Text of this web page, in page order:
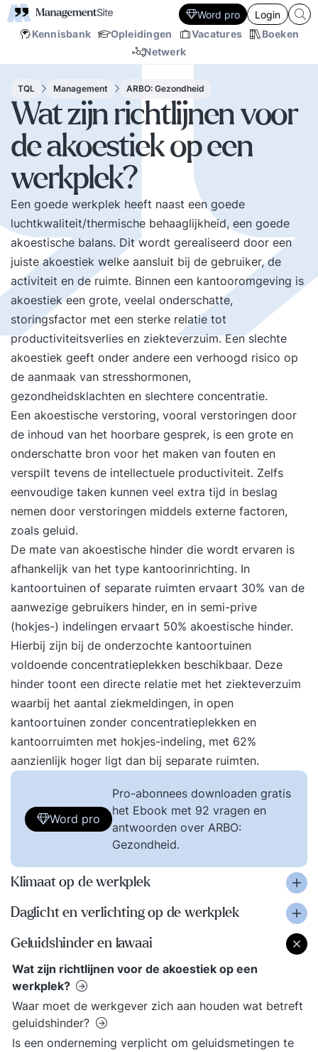
Kennisbank Opleidingen Vacatures
Boeken
Netwerk
Word pro Login
TQL Management ARBO: Gezondheid
Wat zijn richtlijnen voor
de akoestiek op een
werkplek?
Een goede werkplek heeft naast een goede
luchtkwaliteit/thermische behaaglijkheid, een goede
akoestische balans. Dit wordt gerealiseerd door een
juiste akoestiek welke aansluit bij de gebruiker, de
activiteit en de ruimte. Binnen een kantooromgeving is
akoestiek een grote, veelal onderschatte,
storingsfactor met een sterke relatie tot
productiviteitsverlies en ziekteverzuim. Een slechte
akoestiek geeft onder andere een verhoogd risico op
de aanmaak van stresshormonen,
gezondheidsklachten en slechtere concentratie.
Een akoestische verstoring, vooral verstoringen door
de inhoud van het hoorbare gesprek, is een grote en
onderschatte bron voor het maken van fouten en
verspilt tevens de intellectuele productiviteit. Zelfs
eenvoudige taken kunnen veel extra tijd in beslag
nemen door verstoringen middels externe factoren,
zoals geluid.
De mate van akoestische hinder die wordt ervaren is
afhankelijk van het type kantoorinrichting. In
kantoortuinen of separate ruimten ervaart 30% van de
aanwezige gebruikers hinder, en in semi-prive
(hokjes-) indelingen ervaart 50% akoestische hinder.
Hierbij zijn bij de onderzochte kantoortuinen
voldoende concentratieplekken beschikbaar. Deze
hinder toont een directe relatie met het ziekteverzuim
waarbij het aantal ziekmeldingen, in open
kantoortuinen zonder concentratieplekken en
kantoorruimten met hokjes-indeling, met 62%
aanzienlijk hoger ligt dan bij separate ruimten.
Word pro
Pro-abonnees downloaden gratis
het Ebook met 92 vragen en
antwoorden over ARBO:
Gezondheid.
Klimaat op de werkplek
Daglicht en verlichting op de werkplek
Geluidshinder en lawaai
Wat zijn richtlijnen voor de akoestiek op een
werkplek?
Waar moet de werkgever zich aan houden wat betreft
geluidshinder?
Is een onderneming verplicht om geluidsmetingen te